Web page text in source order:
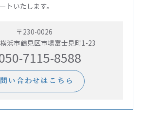
トいたします。
〒230-0026
浜市鶴見区市場富士見町1-23
7115-8588
い合わせはこちら